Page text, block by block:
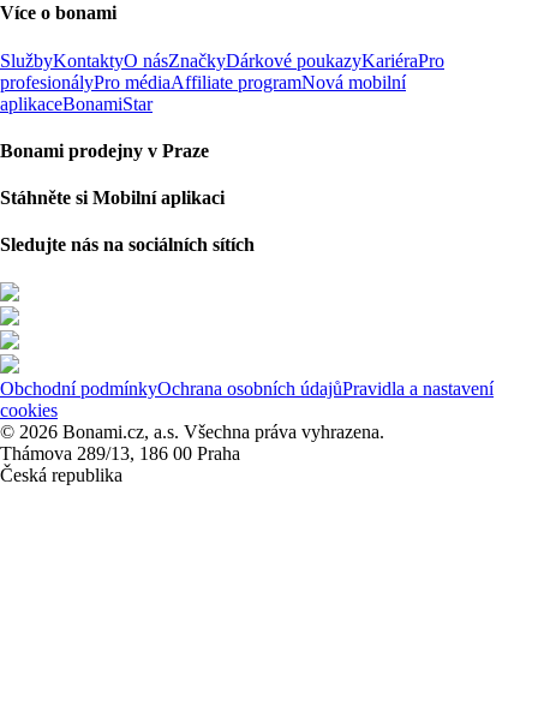
Více o bonami
SlužbyKontaktyO násZnačkyDárkové poukazyKariéraPro
profesionályPro médiaAffiliate programNová mobilní
aplikaceBonamiStar
Bonami prodejny v Praze
Stáhněte si Mobilní aplikaci
Sledujte nás na sociálních sítích
Obchodní podmínkyOchrana osobních údajůPravidla a nastavení
cookies
© 2026 Bonami.cz, a.s. Všechna práva vyhrazena.
Thámova 289/13, 186 00 Praha
Česká republika